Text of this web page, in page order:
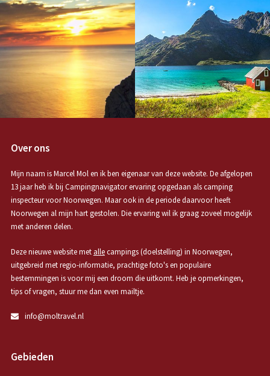
Over ons
Mijn naam is Marcel Mol en ik ben eigenaar van deze website. De afgelopen
13 jaar heb ik bij Campingnavigator ervaring opgedaan als camping
inspecteur voor Noorwegen. Maar ook in de periode daarvoor heeft
Noorwegen al mijn hart gestolen. Die ervaring wil ik graag zoveel mogelijk
met anderen delen.
Deze nieuwe website met allecampings (doelstelling) in Noorwegen,
uitgebreid met regio-informatie, prachtige foto's en populaire
bestemmingen is voor mij een droom die uitkomt. Heb je opmerkingen,
tips of vragen, stuur me dan even mailtje.
info@moltravel.nl
Gebieden